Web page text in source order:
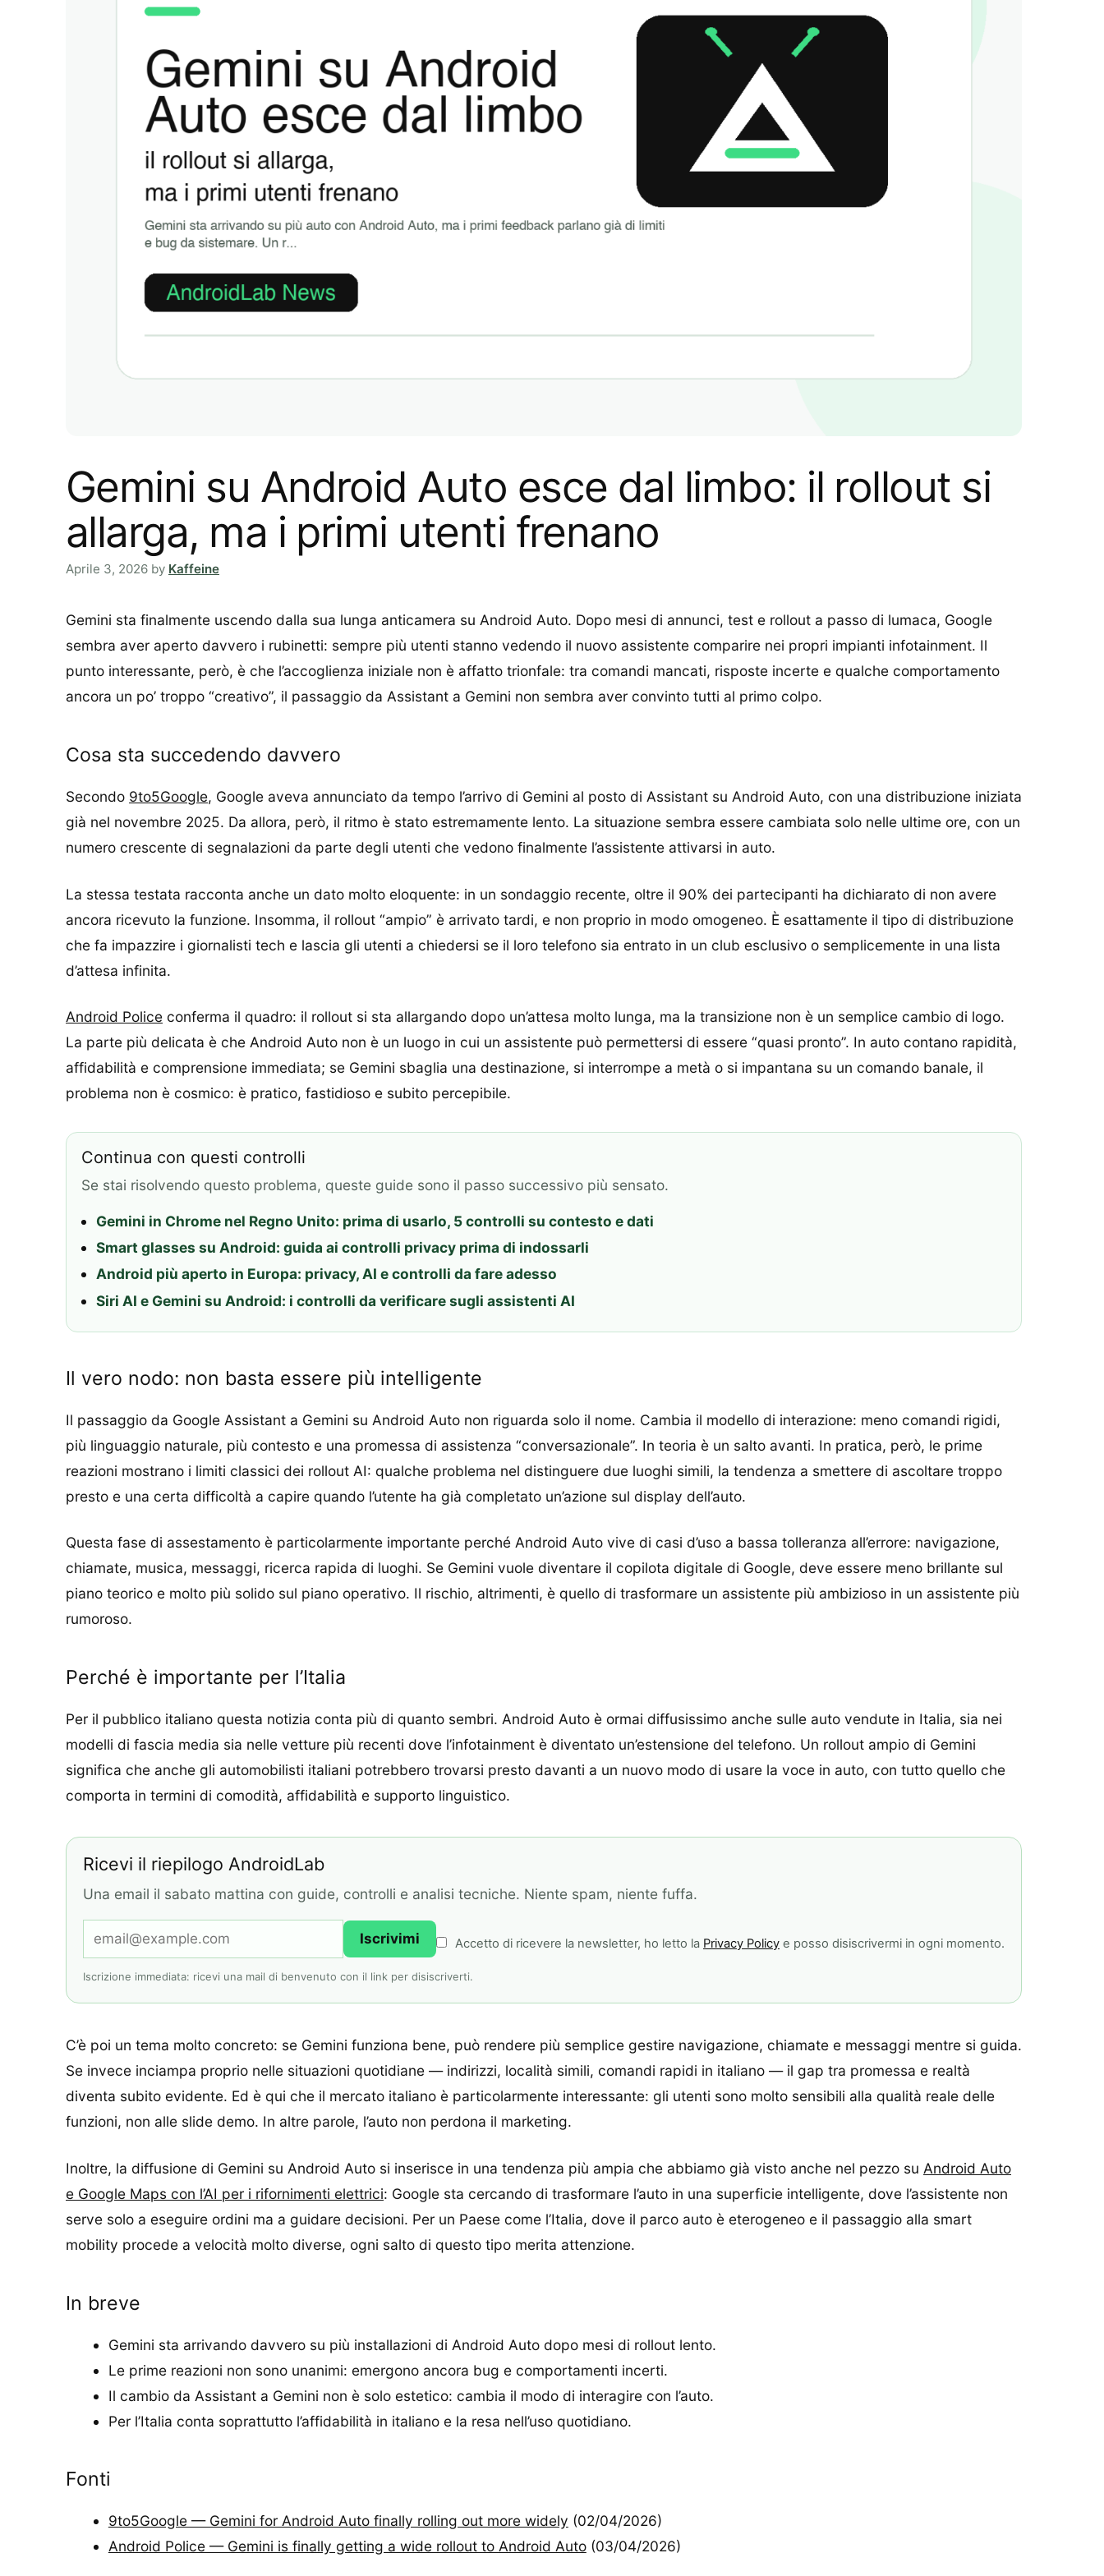
Gemini su Android Auto esce dal limbo: il rollout si
allarga, ma i primi utenti frenano
Aprile 3, 2026 by Kaffeine
Gemini sta finalmente uscendo dalla sua lunga anticamera su Android Auto. Dopo mesi di annunci, test e rollout a passo di lumaca, Google
sembra aver aperto davvero i rubinetti: sempre più utenti stanno vedendo il nuovo assistente comparire nei propri impianti infotainment. Il
punto interessante, però, è che l’accoglienza iniziale non è affatto trionfale: tra comandi mancati, risposte incerte e qualche comportamento
ancora un po’ troppo “creativo”, il passaggio da Assistant a Gemini non sembra aver convinto tutti al primo colpo.
Cosa sta succedendo davvero
Secondo 9to5Google, Google aveva annunciato da tempo l’arrivo di Gemini al posto di Assistant su Android Auto, con una distribuzione iniziata
già nel novembre 2025. Da allora, però, il ritmo è stato estremamente lento. La situazione sembra essere cambiata solo nelle ultime ore, con un
numero crescente di segnalazioni da parte degli utenti che vedono finalmente l’assistente attivarsi in auto.
La stessa testata racconta anche un dato molto eloquente: in un sondaggio recente, oltre il 90% dei partecipanti ha dichiarato di non avere
ancora ricevuto la funzione. Insomma, il rollout “ampio” è arrivato tardi, e non proprio in modo omogeneo. È esattamente il tipo di distribuzione
che fa impazzire i giornalisti tech e lascia gli utenti a chiedersi se il loro telefono sia entrato in un club esclusivo o semplicemente in una lista
d’attesa infinita.
Android Police conferma il quadro: il rollout si sta allargando dopo un’attesa molto lunga, ma la transizione non è un semplice cambio di logo.
La parte più delicata è che Android Auto non è un luogo in cui un assistente può permettersi di essere “quasi pronto”. In auto contano rapidità,
affidabilità e comprensione immediata; se Gemini sbaglia una destinazione, si interrompe a metà o si impantana su un comando banale, il
problema non è cosmico: è pratico, fastidioso e subito percepibile.
Continua con questi controlli
Se stai risolvendo questo problema, queste guide sono il passo successivo più sensato.
Gemini in Chrome nel Regno Unito: prima di usarlo, 5 controlli su contesto e dati
Smart glasses su Android: guida ai controlli privacy prima di indossarli
Android più aperto in Europa: privacy, AI e controlli da fare adesso
Siri AI e Gemini su Android: i controlli da verificare sugli assistenti AI
Il vero nodo: non basta essere più intelligente
Il passaggio da Google Assistant a Gemini su Android Auto non riguarda solo il nome. Cambia il modello di interazione: meno comandi rigidi,
più linguaggio naturale, più contesto e una promessa di assistenza “conversazionale”. In teoria è un salto avanti. In pratica, però, le prime
reazioni mostrano i limiti classici dei rollout AI: qualche problema nel distinguere due luoghi simili, la tendenza a smettere di ascoltare troppo
presto e una certa difficoltà a capire quando l’utente ha già completato un’azione sul display dell’auto.
Questa fase di assestamento è particolarmente importante perché Android Auto vive di casi d’uso a bassa tolleranza all’errore: navigazione,
chiamate, musica, messaggi, ricerca rapida di luoghi. Se Gemini vuole diventare il copilota digitale di Google, deve essere meno brillante sul
piano teorico e molto più solido sul piano operativo. Il rischio, altrimenti, è quello di trasformare un assistente più ambizioso in un assistente più
rumoroso.
Perché è importante per l’Italia
Per il pubblico italiano questa notizia conta più di quanto sembri. Android Auto è ormai diffusissimo anche sulle auto vendute in Italia, sia nei
modelli di fascia media sia nelle vetture più recenti dove l’infotainment è diventato un’estensione del telefono. Un rollout ampio di Gemini
significa che anche gli automobilisti italiani potrebbero trovarsi presto davanti a un nuovo modo di usare la voce in auto, con tutto quello che
comporta in termini di comodità, affidabilità e supporto linguistico.
Ricevi il riepilogo AndroidLab
Una email il sabato mattina con guide, controlli e analisi tecniche. Niente spam, niente fuffa.
Iscrivimi Accetto di ricevere la newsletter, ho letto la Privacy Policy e posso disiscrivermi in ogni momento.
Iscrizione immediata: ricevi una mail di benvenuto con il link per disiscriverti.
C’è poi un tema molto concreto: se Gemini funziona bene, può rendere più semplice gestire navigazione, chiamate e messaggi mentre si guida.
Se invece inciampa proprio nelle situazioni quotidiane — indirizzi, località simili, comandi rapidi in italiano — il gap tra promessa e realtà
diventa subito evidente. Ed è qui che il mercato italiano è particolarmente interessante: gli utenti sono molto sensibili alla qualità reale delle
funzioni, non alle slide demo. In altre parole, l’auto non perdona il marketing.
Inoltre, la diffusione di Gemini su Android Auto si inserisce in una tendenza più ampia che abbiamo già visto anche nel pezzo su Android Auto
e Google Maps con l’AI per i rifornimenti elettrici: Google sta cercando di trasformare l’auto in una superficie intelligente, dove l’assistente non
serve solo a eseguire ordini ma a guidare decisioni. Per un Paese come l’Italia, dove il parco auto è eterogeneo e il passaggio alla smart
mobility procede a velocità molto diverse, ogni salto di questo tipo merita attenzione.
In breve
Gemini sta arrivando davvero su più installazioni di Android Auto dopo mesi di rollout lento.
Le prime reazioni non sono unanimi: emergono ancora bug e comportamenti incerti.
Il cambio da Assistant a Gemini non è solo estetico: cambia il modo di interagire con l’auto.
Per l’Italia conta soprattutto l’affidabilità in italiano e la resa nell’uso quotidiano.
Fonti
9to5Google — Gemini for Android Auto finally rolling out more widely (02/04/2026)
Android Police — Gemini is finally getting a wide rollout to Android Auto(03/04/2026)